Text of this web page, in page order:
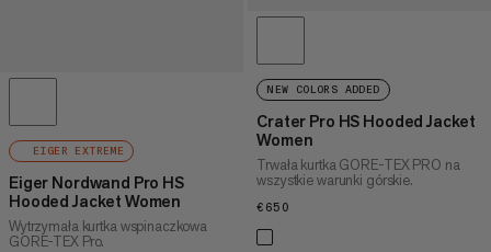
EIGER EXTREME
Eiger Nordwand Pro HS
Hooded Jacket Women
Wytrzymała kurtka wspinaczkowa
GORE-TEX Pro.
NEW COLORS ADDED
Crater Pro HS Hooded Jacket
Women
Trwała kurtka GORE-TEX PRO na
wszystkie warunki górskie.
€650